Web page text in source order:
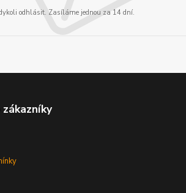
odhlásit. Zasíláme jednou za 14 dní.